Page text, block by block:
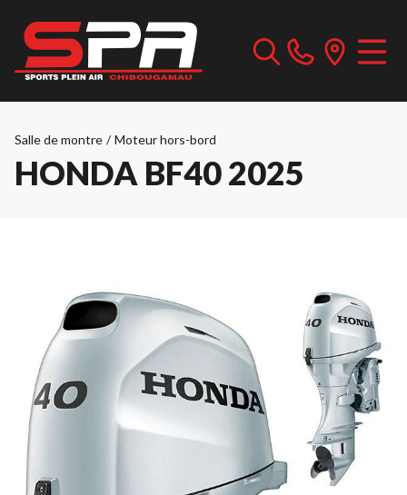
Salle de montre / Moteur hors-bord
HONDA BF40 2025